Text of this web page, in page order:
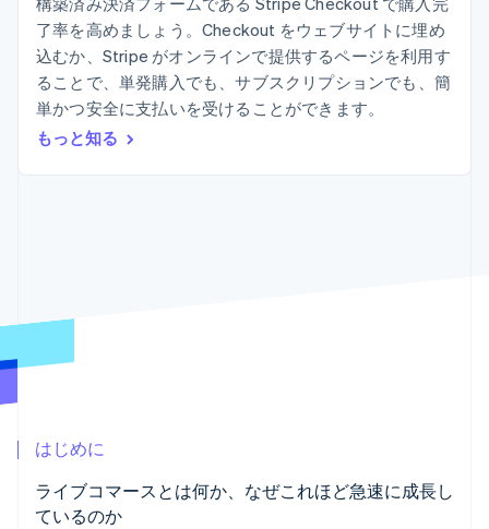
Boost
決済成功率の
最適化
Link
スピーディー
な決済
Data
データの同
期
Atlas
オンライン本人確認
AI 企業
クリエイターエコノミ―
ゲーム
ホスピタリティ、旅行、
レジャー
保険
リソース
アプリへの導入
お問い合わせ
営業にお問い合わせ
了率を高めましょう。Checkout をウェブサイトに埋め
込むか、Stripe がオンラインで提供するページを利用す
ることで、単発購入でも、サブスクリプションでも、簡
単かつ安全に支払いを受けることができます。
もっと知る
はじめに
ライブコマースとは何か、なぜこれほど急速に成長し
ているのか